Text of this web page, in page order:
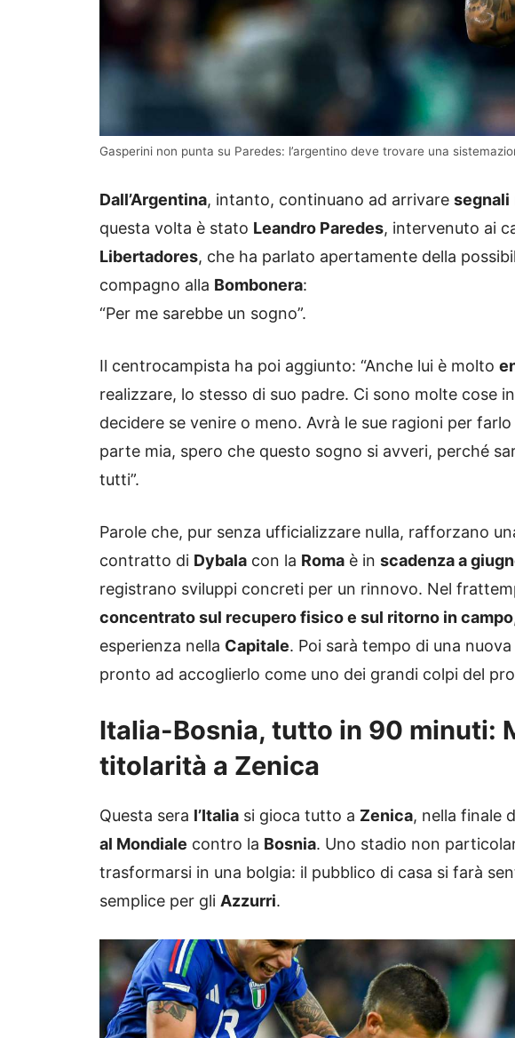
Gasperini non punta su Paredes: l’argentino deve trovare una
Dall’Argentina, intanto, continuano ad arrivare segnali
questa volta è stato Leandro Paredes, intervenuto ai
Libertadores, che ha parlato apertamente della
compagno alla Bombonera:
“Per me sarebbe un sogno”.
Il centrocampista ha poi aggiunto: “Anche lui è molto
realizzare, lo stesso di suo padre. Ci sono molte cose
decidere se venire o meno. Avrà le sue ragioni per farlo
parte mia, spero che questo sogno si avveri, perché
tutti”.
Parole che, pur senza ufficializzare nulla, rafforzano
contratto di Dybala con la Roma è in scadenza a
registrano sviluppi concreti per un rinnovo. Nel
concentrato sul recupero fisico e sul ritorno in campo
esperienza nella Capitale. Poi sarà tempo di una
pronto ad accoglierlo come uno dei grandi colpi del
Italia-Bosnia, tutto in 90 minuti:
titolarità a Zenica
Questa sera l’Italia si gioca tutto a Zenica, nella finale
al Mondiale contro la Bosnia. Uno stadio non
trasformarsi in una bolgia: il pubblico di casa si farà
semplice per gli Azzurri.